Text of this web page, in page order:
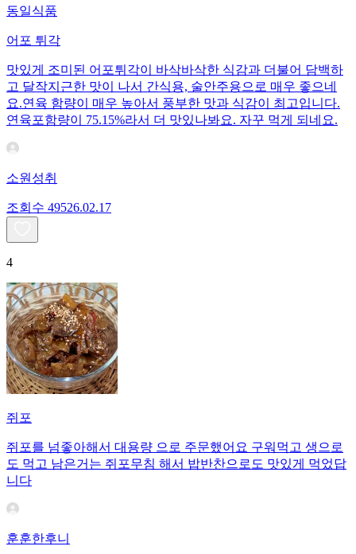
동일식품
어포 튀각
맛있게 조미된 어포튀각이 바삭바삭한 식감과 더불어 담백하
고 달작지근한 맛이 나서 간식용, 술안주용으로 매우 좋으네
요.연육 함량이 매우 높아서 풍부한 맛과 식감이 최고입니다.
연육포함량이 75.15%라서 더 맛있나봐요. 자꾸 먹게 되네요.
소원성취
조회수 49526.02.17
4
쥐포
쥐포를 넘좋아해서 대용량 으로 주문했어요 구워먹고 생으로
도 먹고 남은거는 쥐포무침 해서 밥반찬으로도 맛있게 먹었답
니다
훈훈한후니